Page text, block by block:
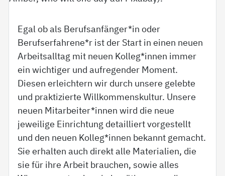
Egal ob als Berufsanfänger*in oder
Berufserfahrene*r ist der Start in einen neuen
Arbeitsalltag mit neuen Kolleg*innen immer
ein wichtiger und aufregender Moment.
Diesen erleichtern wir durch unsere gelebte
und praktizierte Willkommenskultur. Unsere
neuen Mitarbeiter*innen wird die neue
jeweilige Einrichtung detailliert vorgestellt
und den neuen Kolleg*innen bekannt gemacht.
Sie erhalten auch direkt alle Materialien, die
sie für ihre Arbeit brauchen, sowie alles